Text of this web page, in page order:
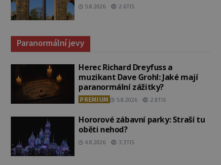
5.8.2026 2.6TIS
Paranormální jevy
Herec Richard Dreyfuss a
muzikant Dave Grohl: Jaké mají
paranormální zážitky?
PREMIUM 5.8.2026 2.8TIS
Hororové zábavní parky: Straší tu
oběti nehod?
4.8.2026 3.3TIS